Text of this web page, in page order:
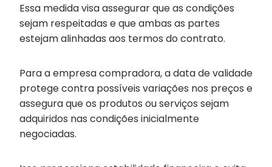
Essa medida visa assegurar que as condições
sejam respeitadas e que ambas as partes
estejam alinhadas aos termos do contrato.
Para a empresa compradora, a data de validade
protege contra possíveis variações nos preços e
assegura que os produtos ou serviços sejam
adquiridos nas condições inicialmente
negociadas.